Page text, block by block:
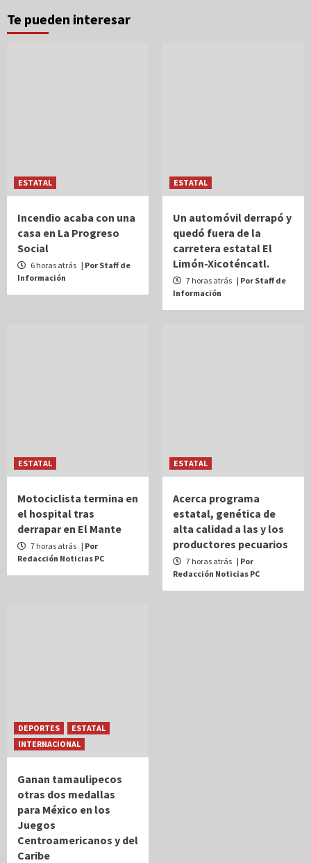
Te pueden interesar
ESTATAL
Incendio acaba con una
casa en La Progreso
Social
6 horas atrás | Por Staff de
Información
ESTATAL
Un automóvil derrapó y
quedó fuera de la
carretera estatal El
Limón-Xicoténcatl.
7 horas atrás | Por Staff de
Información
ESTATAL
Motociclista termina en
el hospital tras
derrapar en El Mante
7 horas atrás | Por
Redacción Noticias PC
ESTATAL
Acerca programa
estatal, genética de
alta calidad a las y los
productores pecuarios
7 horas atrás | Por
Redacción Noticias PC
DEPORTES
ESTATAL
INTERNACIONAL
Ganan tamaulipecos
otras dos medallas
para México en los
Juegos
Centroamericanos y del
Caribe